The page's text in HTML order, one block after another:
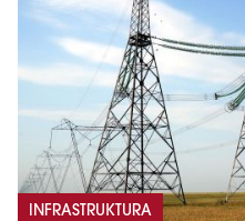
INFRASTRUKTURA